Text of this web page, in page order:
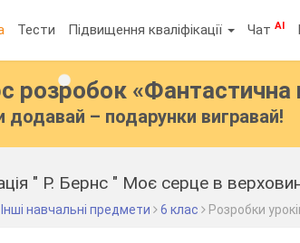
Тести Підвищення кваліфікації ЧатAI
розробок «Фантастична
додавай – подарунки вигравай!
" Р. Бернс " Моє серце в
Інші навчальні предмети 6 клас Розробки